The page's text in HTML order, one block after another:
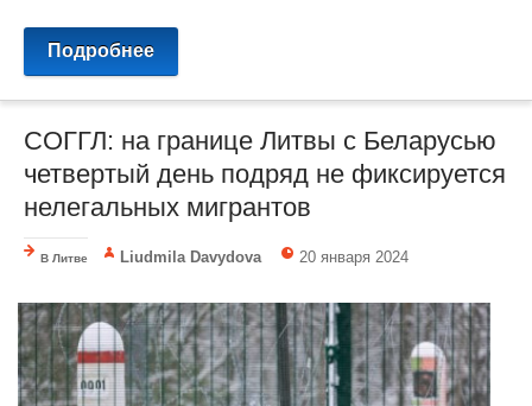
Подробнее
СОГГЛ: на границе Литвы с Беларусью
четвертый день подряд не фиксируется
нелегальных мигрантов
В Литве Liudmila Davydova 20 января 2024